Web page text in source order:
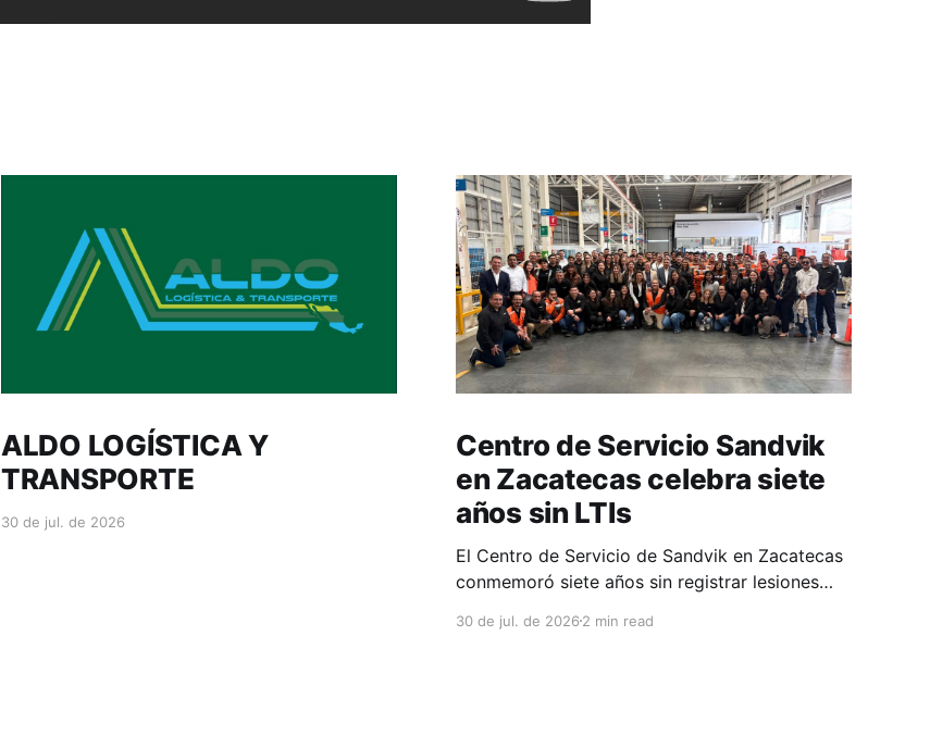
ALDO LOGÍSTICA Y
TRANSPORTE
30 de jul. de 2026
Centro de Servicio Sandvik
en Zacatecas celebra siete
años sin LTIs
El Centro de Servicio de Sandvik en Zacatecas
conmemoró siete años sin registrar lesiones
la consolidación de una cultura de seguridad
30 de jul. de 20262 min read